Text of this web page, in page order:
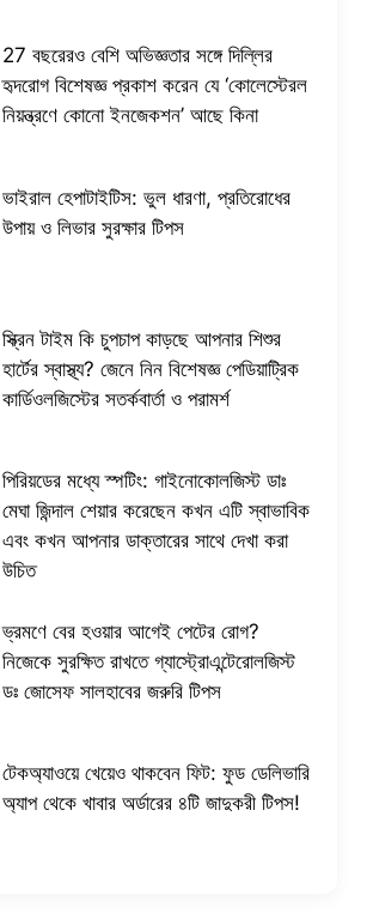
27 বছরেরও বেশি অভিজ্ঞতার সঙ্গে দিল্লির
হৃদরোগ বিশেষজ্ঞ প্রকাশ করেন যে ‘কোলেস্টেরল
নিয়ন্ত্রণে কোনো ইনজেকশন’ আছে কিনা
ভাইরাল হেপাটাইটিস: ভুল ধারণা, প্রতিরোধের
উপায় ও লিভার সুরক্ষার টিপস
স্ক্রিন টাইম কি চুপচাপ কাড়ছে আপনার শিশুর
হার্টের স্বাস্থ্য? জেনে নিন বিশেষজ্ঞ পেডিয়াট্রিক
কার্ডিওলজিস্টের সতর্কবার্তা ও পরামর্শ
পিরিয়ডের মধ্যে স্পটিং: গাইনোকোলজিস্ট ডাঃ
মেঘা জিন্দাল শেয়ার করেছেন কখন এটি স্বাভাবিক
এবং কখন আপনার ডাক্তারের সাথে দেখা করা
উচিত
ভ্রমণে বের হওয়ার আগেই পেটের রোগ?
নিজেকে সুরক্ষিত রাখতে গ্যাস্ট্রোএন্টেরোলজিস্ট
ডঃ জোসেফ সালহাবের জরুরি টিপস
টেকঅ্যাওয়ে খেয়েও থাকবেন ফিট: ফুড ডেলিভারি
অ্যাপ থেকে খাবার অর্ডারের ৪টি জাদুকরী টিপস!